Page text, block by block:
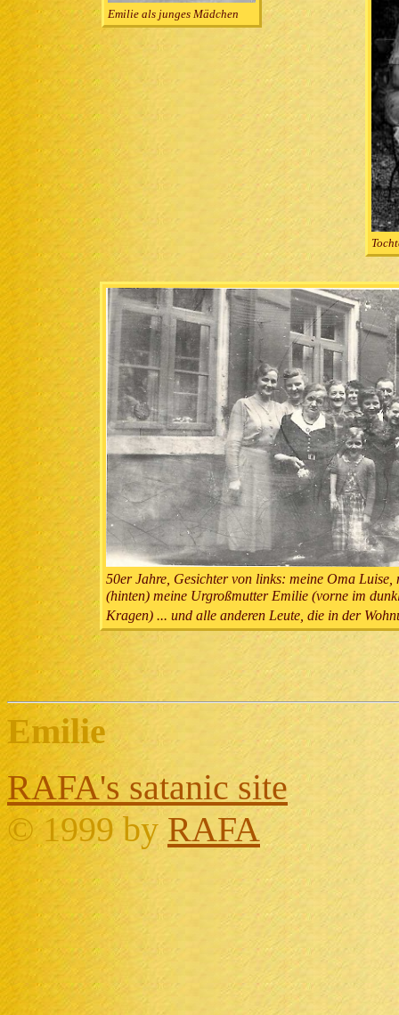
Emilie als junges Mädchen
50er Jahre, Gesichter von links: meine Oma Luise,
(hinten) meine Urgroßmutter Emilie (vorne im
Kragen) ... und alle anderen Leute, die in der
Emilie
RAFA's satanic site
© 1999 by RAFA